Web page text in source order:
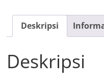
Deskripsi
Deskripsi